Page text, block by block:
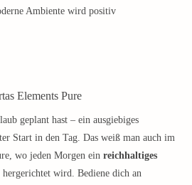
Ambiente wird positiv
Elements Pure
geplant hast – ein ausgiebiges
Start in den Tag. Das weiß man auch im
wo jeden Morgen ein reichhaltiges
wird. Bediene dich an